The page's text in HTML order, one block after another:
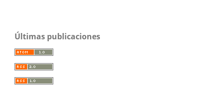
Últimas publicaciones